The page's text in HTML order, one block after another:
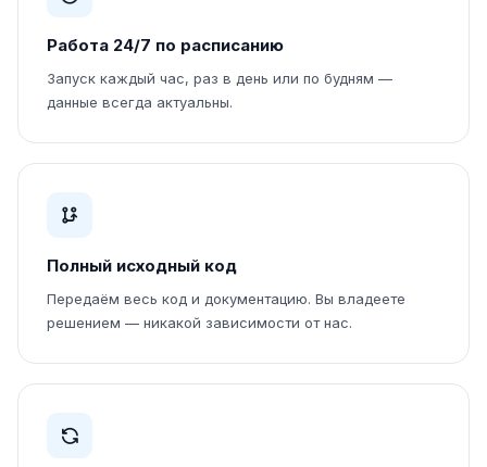
Работа 24/7 по расписанию
Запуск каждый час, раз в день или по будням —
данные всегда актуальны.
Полный исходный код
Передаём весь код и документацию. Вы владеете
решением — никакой зависимости от нас.